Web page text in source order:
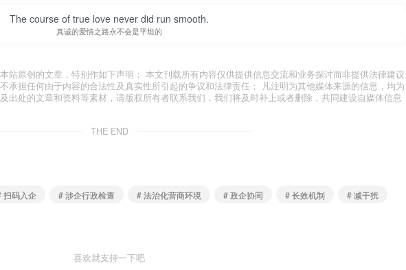
The course of true love never did run smooth.
真诚的爱情之路永不会是平坦的
站原创的文章，特别作如下声明： 本文刊载所有内容仅供提供信息交流和业务探讨而非提供法律建议
承担任何由于内容的合法性及真实性所引起的争议和法律责任； 凡注明为其他媒体来源的信息，均为
出处的文章和资料等素材，请版权所有者联系我们，我们将及时补上或者删除，共同建设自媒体信息
THE END
扫码入企 # 涉企行政检查 # 法治化营商环境 # 政企协同 # 长效机制
# 减干扰
喜欢就支持一下吧